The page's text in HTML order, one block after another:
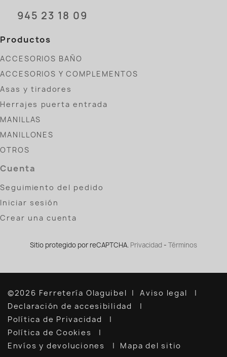
945 23 18 09
Productos
ACCESORIOS BAÑO
ACCESORIOS Y COMPLEMENTOS
Asas y tiradores
Herrajes puerta entrada
MANILLAS
MANILLONES
OTROS
Cuenta
Seguimiento del pedido
Iniciar sesión
Crear una cuenta
Sitio protegido por reCAPTCHA. Privacidad - Términos
©2026 Ferretería Olaguibel
Aviso legal
Declaración de accesibilidad
Política de Privacidad
Política de Cookies
Envíos y devoluciones
Mapa del sitio